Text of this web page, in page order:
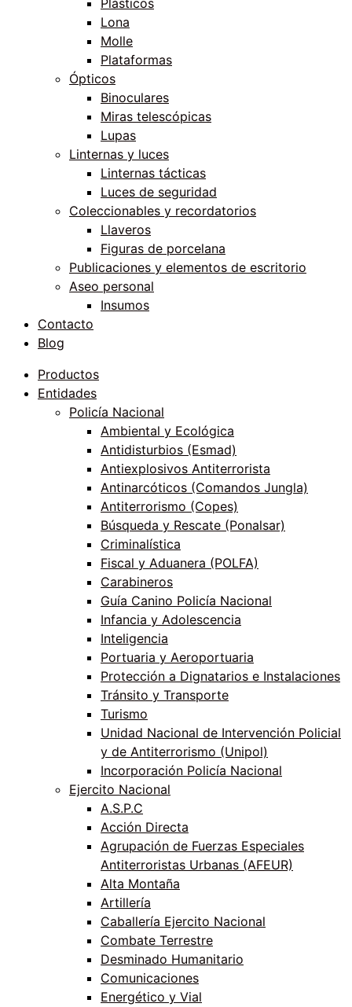
Plásticos
Lona
Molle
Plataformas
Ópticos
Binoculares
Miras telescópicas
Lupas
Linternas y luces
Linternas tácticas
Luces de seguridad
Coleccionables y recordatorios
Llaveros
Figuras de porcelana
Publicaciones y elementos de escritorio
Aseo personal
Insumos
Contacto
Blog
Productos
Entidades
Policía Nacional
Ambiental y Ecológica
Antidisturbios (Esmad)
Antiexplosivos Antiterrorista
Antinarcóticos (Comandos Jungla)
Antiterrorismo (Copes)
Búsqueda y Rescate (Ponalsar)
Criminalística
Fiscal y Aduanera (POLFA)
Carabineros
Guía Canino Policía Nacional
Infancia y Adolescencia
Inteligencia
Portuaria y Aeroportuaria
Protección a Dignatarios e Instalaciones
Tránsito y Transporte
Turismo
Unidad Nacional de Intervención Policial
y de Antiterrorismo (Unipol)
Incorporación Policía Nacional
Ejercito Nacional
A.S.P.C
Acción Directa
Agrupación de Fuerzas Especiales
Antiterroristas Urbanas (AFEUR)
Alta Montaña
Artillería
Caballería Ejercito Nacional
Combate Terrestre
Desminado Humanitario
Comunicaciones
Energético y Vial